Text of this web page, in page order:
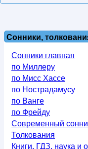
Сонники,
Сонники главная
по Миллеру
по Мисс Хассе
по Нострадамусу
по Ванге
по Фрейду
Современный
Толкования
Книги, ГДЗ, наука и